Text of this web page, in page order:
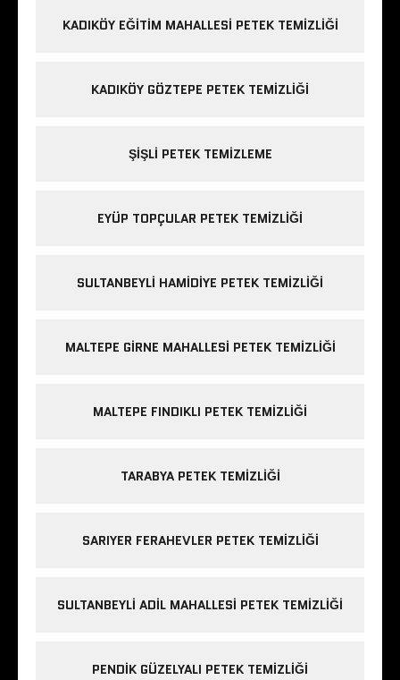
KADIKÖY EĞITIM MAHALLESI PETEK TEMIZLIĞI
KADIKÖY GÖZTEPE PETEK TEMIZLIĞI
ŞIŞLI PETEK TEMIZLEME
EYÜP TOPÇULAR PETEK TEMIZLIĞI
SULTANBEYLI HAMIDIYE PETEK TEMIZLIĞI
MALTEPE GIRNE MAHALLESI PETEK TEMIZLIĞI
MALTEPE FINDIKLI PETEK TEMIZLIĞI
TARABYA PETEK TEMIZLIĞI
SARIYER FERAHEVLER PETEK TEMIZLIĞI
SULTANBEYLI ADIL MAHALLESI PETEK TEMIZLIĞI
PENDIK GÜZELYALI PETEK TEMIZLIĞI